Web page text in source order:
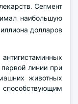
Сегмент
наибольшую
долларов
линии при
животных